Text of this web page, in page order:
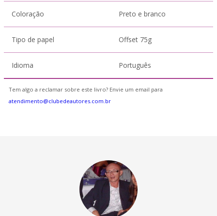
Coloração Preto e branco
Tipo de papel Offset 75g
Idioma Português
Tem algo a reclamar sobre este livro? Envie um email para
atendimento@clubedeautores.com.br